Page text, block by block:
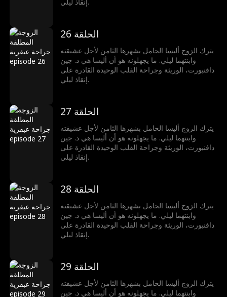
الحلقة 26
يترك الزوج أليسا الحامل بشهرها الثامن لأجل عشيقته
وابنتهما ليلي. ما يجهلونه هو أن أليسا هي د. جين
دافنبورت، الوريثة وجراحة القلب الوحيدة القادرة على
إنقاذ ليلي.
الحلقة 27
يترك الزوج أليسا الحامل بشهرها الثامن لأجل عشيقته
وابنتهما ليلي. ما يجهلونه هو أن أليسا هي د. جين
دافنبورت، الوريثة وجراحة القلب الوحيدة القادرة على
إنقاذ ليلي.
الحلقة 28
يترك الزوج أليسا الحامل بشهرها الثامن لأجل عشيقته
وابنتهما ليلي. ما يجهلونه هو أن أليسا هي د. جين
دافنبورت، الوريثة وجراحة القلب الوحيدة القادرة على
إنقاذ ليلي.
الحلقة 29
يترك الزوج أليسا الحامل بشهرها الثامن لأجل عشيقته
وابنتهما ليلي. ما يجهلونه هو أن أليسا هي د. جين